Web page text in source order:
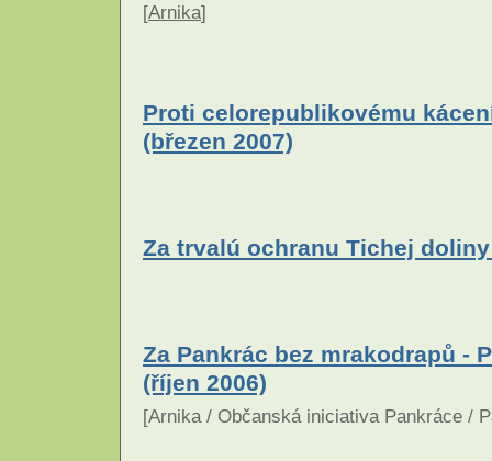
[Arnika]
Proti celorepublikovému
(březen 2007)
Za trvalú ochranu Tichej
Za Pankrác bez mrakodrapů -
(říjen 2006)
[Arnika / Občanská iniciativa Pankráce /